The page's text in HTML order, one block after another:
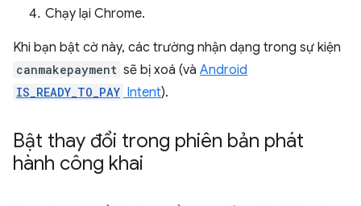
Chạy lại Chrome.
Khi bạn bật cờ này, các trường nhận dạng trong sự kiện
canmakepayment sẽ bị xoá (và Android
IS_READY_TO_PAY Intent).
Bật thay đổi trong phiên bản phát
hành công khai